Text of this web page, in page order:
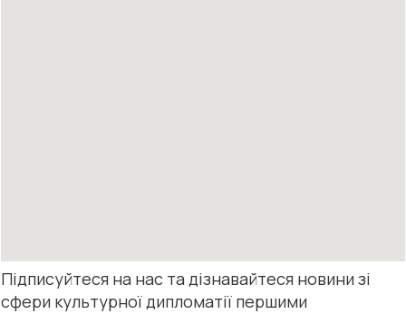
Підписуйтеся на нас та дізнавайтеся новини зі
сфери культурної дипломатії першими